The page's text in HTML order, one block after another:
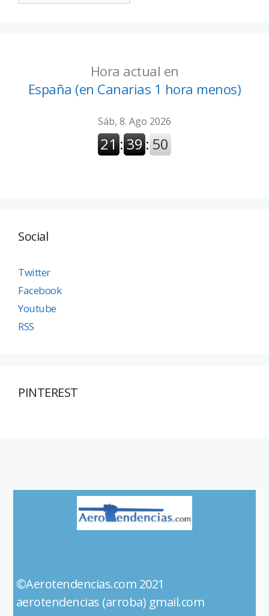
Hora actual en
España (en Canarias 1 hora menos)
Social
Twitter
Facebook
Youtube
RSS
PINTEREST
©Aerotendencias.com 2021
aerotendencias (arroba) gmail.com